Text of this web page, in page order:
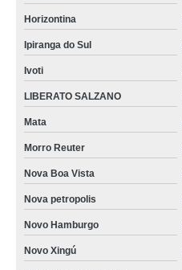
Horizontina
Ipiranga do Sul
Ivoti
LIBERATO SALZANO
Mata
Morro Reuter
Nova Boa Vista
Nova petropolis
Novo Hamburgo
Novo Xingú